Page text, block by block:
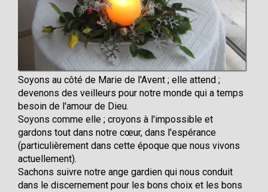
Soyons au côté de Marie de l'Avent ; elle attend ;
devenons des veilleurs pour notre monde qui a temps
besoin de l'amour de Dieu.
Soyons comme elle ; croyons à l'impossible et
gardons tout dans notre cœur, dans l'espérance
(particulièrement dans cette époque que nous vivons
actuellement).
Sachons suivre notre ange gardien qui nous conduit
dans le discernement pour les bons choix et les bons